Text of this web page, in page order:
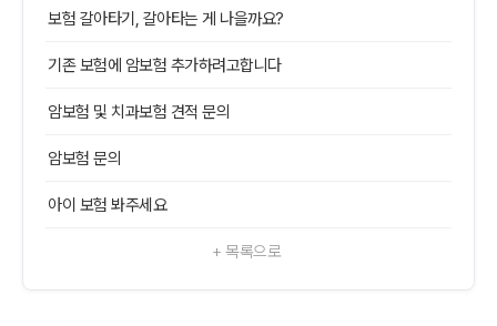
보험 갈아타기, 갈아타는 게 나을까요?
기존 보험에 암보험 추가하려고합니다
암보험 및 치과보험 견적 문의
암보험 문의
아이 보험 봐주세요
+ 목록으로